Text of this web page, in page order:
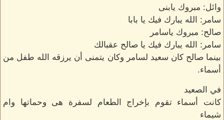
وائل: مبروك يابنى
سامر: الله يبارك فيك يا بابا
صالح: مبروك ياسامر
سامر: الله يبارك فيك يا صالح عقبالك
بينما صالح كان سعيد لسامر وكان يتمنى أن يرزقه الله طفل من
أسماء.
في الصعيد
كانت أسماء تقوم بإخراج الطعام لسفرة هى وحماتها وام
شيماء